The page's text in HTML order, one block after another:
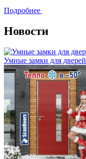
Подробнее
Новости
Умные замки для дверей